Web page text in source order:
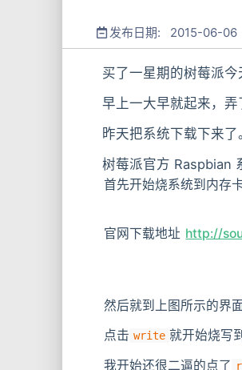
发布日期: 2015-06-06
买了一星期的树莓派今
早上一大早就起来，弄
昨天把系统下载下来了
树莓派官方 Raspbian
首先开始烧系统到内存
官网下载地址 http://
然后就到上图所示的界面
点击 write 就开始烧写
我开始还很二逼的点了